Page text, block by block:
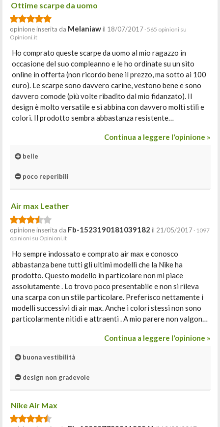
Ottime scarpe da uomo
opinione inserita da Melaniawil 18/07/2017 · 565 opinioni su
Opinioni.it
Ho comprato queste scarpe da uomo al mio ragazzo in
occasione del suo compleanno e le ho ordinate su un sito
online in offerta (non ricordo bene il prezzo, ma sotto ai 100
euro). Le scarpe sono davvero carine, vestono bene e sono
davvero comode (più volte ribadito dal mio fidanzato). Il
design è molto versatile e si abbina con davvero molti stili e
colori. Il prodotto sembra abbastanza resistente…
Continua a leggere l'opinione »
belle
poco reperibili
Air max Leather
opinione inserita da Fb-1523190181039182 il 21/05/2017 · 1097
opinioni su Opinioni.it
Ho sempre indossato e comprato air max e conosco
abbastanza bene tutti gli ultimi modelli che la Nike ha
prodotto. Questo modello in particolare non mi piace
assolutamente . Lo trovo poco presentabile e non si rileva
una scarpa con un stile particolare. Preferisco nettamente i
modelli successivi di air max. Anche i colori stessi non sono
particolarmente nitidi e attraenti . A mio parere non valgon…
Continua a leggere l'opinione »
buona vestibilità
design non gradevole
Nike Air Max